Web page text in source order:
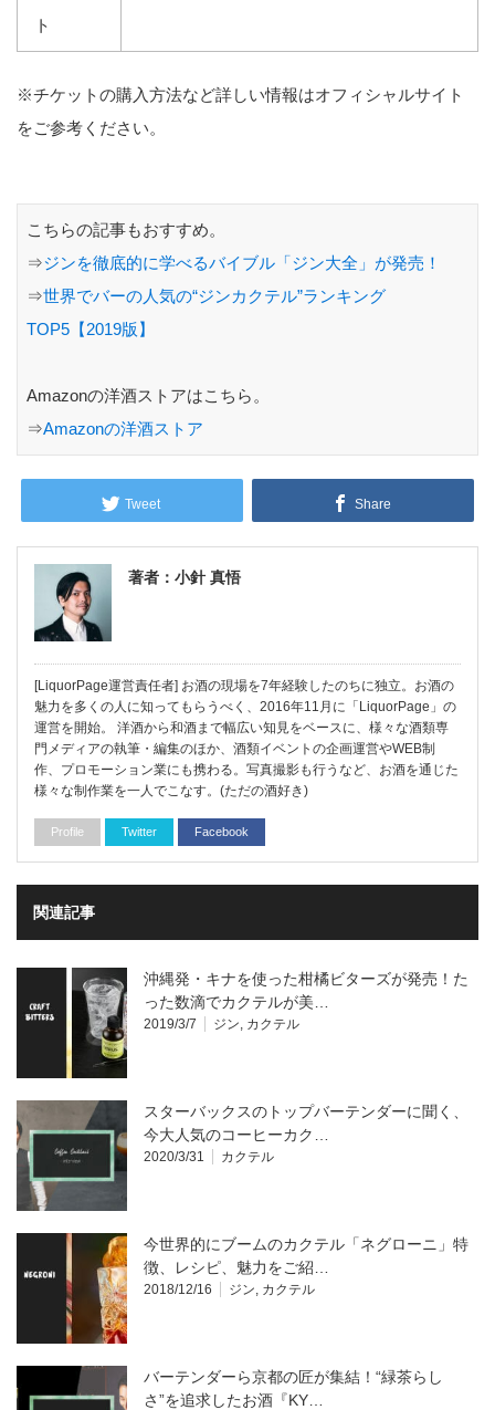
ト
※チケットの購入方法など詳しい情報はオフィシャルサイト
をご参考ください。
こちらの記事もおすすめ。
⇒ジンを徹底的に学べるバイブル「ジン大全」が発売！
⇒世界でバーの人気の“ジンカクテル”ランキング
TOP5【2019版】
Amazonの洋酒ストアはこちら。
⇒Amazonの洋酒ストア
Tweet Share
著者：小針 真悟
[LiquorPage運営責任者] お酒の現場を7年経験したのちに独立。お酒の
魅力を多くの人に知ってもらうべく、2016年11月に「LiquorPage」の
運営を開始。 洋酒から和酒まで幅広い知見をベースに、様々な酒類専
門メディアの執筆・編集のほか、酒類イベントの企画運営やWEB制
作、プロモーション業にも携わる。写真撮影も行うなど、お酒を通じた
様々な制作業を一人でこなす。(ただの酒好き)
Profile Twitter Facebook
関連記事
沖縄発・キナを使った柑橘ビターズが発売！た
った数滴でカクテルが美…
2019/3/7 ジン カクテル
スターバックスのトップバーテンダーに聞く、
今大人気のコーヒーカク…
2020/3/31 カクテル
今世界的にブームのカクテル「ネグローニ」特
徴、レシピ、魅力をご紹…
2018/12/16 ジン カクテル
バーテンダーら京都の匠が集結！“緑茶らし
さ”を追求したお酒『KY…